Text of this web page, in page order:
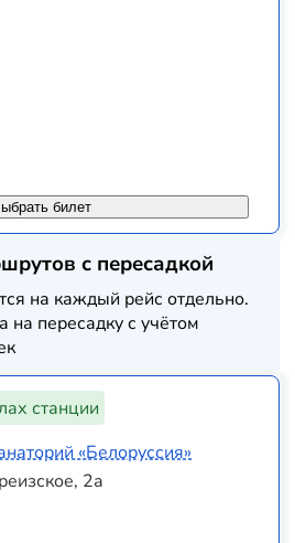
билет
с пересадкой
на каждый рейс отдельно.
на пересадку с учётом
станции
«Белоруссия»
2а